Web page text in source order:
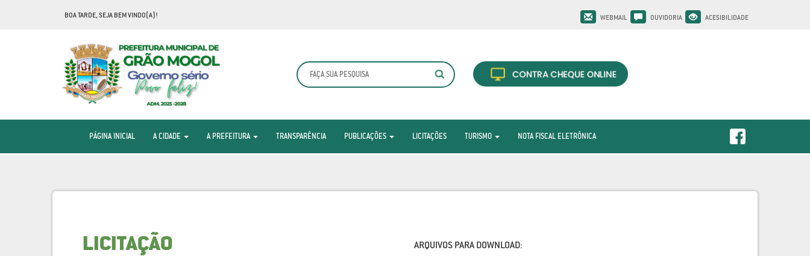
BOA TARDE, SEJA BEM VINDO(A)! WEBMAIL OUVIDORIA ACESIBILIDADE
PÁGINA INICIAL A CIDADE A PREFEITURA TRANSPARÊNCIA PUBLICAÇÕES LICITAÇÕES TURISMO NOTA FISCAL ELETRÔNICA
LICITAÇÃO ARQUIVOS PARA DOWNLOAD: